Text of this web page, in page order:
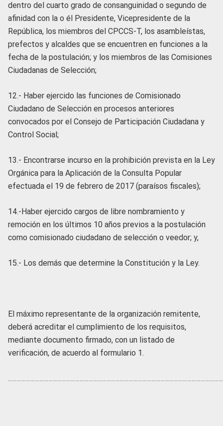
dentro del cuarto grado de consanguinidad o segundo de
afinidad con la o él Presidente, Vicepresidente de la
República, los miembros del CPCCS-T, los asambleístas,
prefectos y alcaldes que se encuentren en funciones a la
fecha de la postulación; y los miembros de las Comisiones
Ciudadanas de Selección;
12.- Haber ejercido las funciones de Comisionado
Ciudadano de Selección en procesos anteriores
convocados por el Consejo de Participación Ciudadana y
Control Social;
13.- Encontrarse incurso en la prohibición prevista en la Ley
Orgánica para la Aplicación de la Consulta Popular
efectuada el 19 de febrero de 2017 (paraísos fiscales);
14.-Haber ejercido cargos de libre nombramiento y
remoción en los últimos 10 años previos a la postulación
como comisionado ciudadano de selección o veedor; y,
15.- Los demás que determine la Constitución y la Ley.
El máximo representante de la organización remitente,
deberá acreditar el cumplimiento de los requisitos,
mediante documento firmado, con un listado de
verificación, de acuerdo al formulario 1.
………………………………………………………………………………